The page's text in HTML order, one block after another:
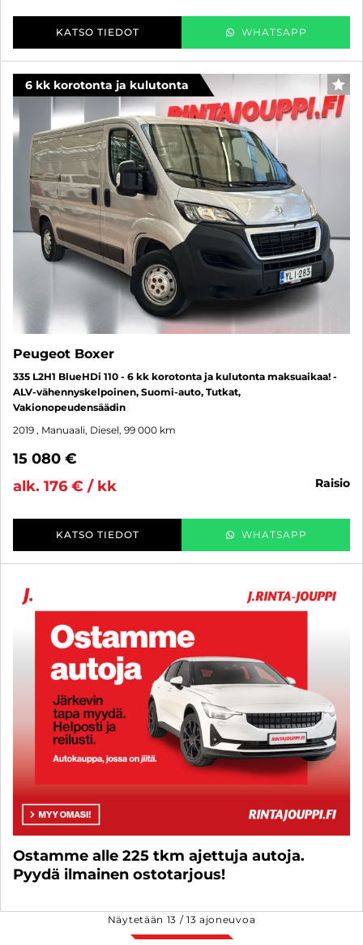
KATSO TIEDOT WHATSAPP
6 kk korotonta ja kulutonta
Peugeot Boxer
335 L2H1 BlueHDi 110 - 6 kk korotonta ja kulutonta maksuaikaa! -
ALV-vähennyskelpoinen, Suomi-auto, Tutkat,
Vakionopeudensäädin
2019 , Manuaali, Diesel, 99 000 km
15 080 €
alk. 176 € / kk
raisio
KATSO TIEDOT WHATSAPP
Ostamme alle 225 tkm ajettuja autoja.
Pyydä ilmainen ostotarjous!
Näytetään 13 /13 ajoneuvoa